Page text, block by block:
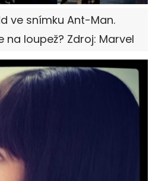
ve snímku Ant-Man.
na loupež? Zdroj: Marvel